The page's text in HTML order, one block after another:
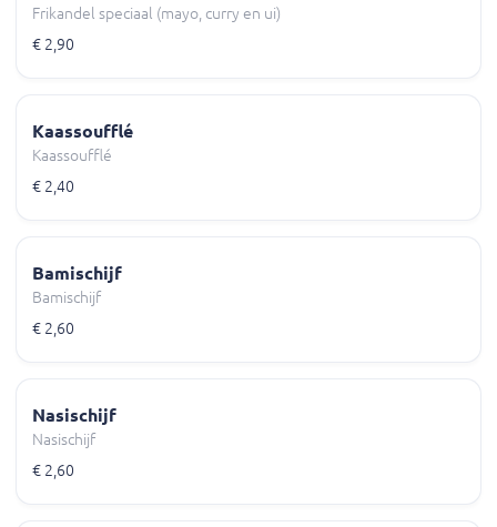
Frikandel speciaal (mayo, curry en ui)
€ 2,90
Kaassoufflé
Kaassoufflé
€ 2,40
Bamischijf
Bamischijf
€ 2,60
Nasischijf
Nasischijf
€ 2,60